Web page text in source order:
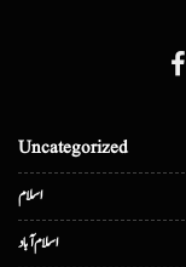
Uncategorized
اسلام
اسلام آباد